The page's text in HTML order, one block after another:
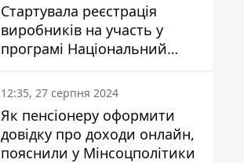
Стартувала реєстрація
виробників на участь у
програмі Національний
кешбек: як це зробити
через портал Дія
12:35, 27 серпня 2024
Як пенсіонеру оформити
довідку про доходи онлайн,
пояснили у Мінсоцполітики